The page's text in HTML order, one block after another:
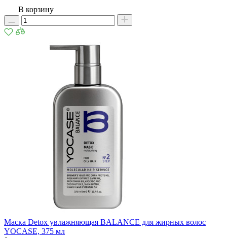
В корзину
Маска Detox увлажняющая BALANCE для жирных волос
YOCASE, 375 мл